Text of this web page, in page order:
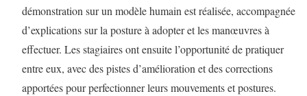
démonstration sur un modèle humain est réalisée, accompagnée
d’explications sur la posture à adopter et les manœuvres à
effectuer. Les stagiaires ont ensuite l’opportunité de pratiquer
entre eux, avec des pistes d’amélioration et des corrections
apportées pour perfectionner leurs mouvements et postures.